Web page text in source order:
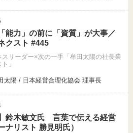
能力」の前に「資質」が大事／
クスト #445
スリーダー×次の一手「牟田太陽の社長業
」
太陽 / 日本経営合理化協会 理事長
】鈴木敏文氏 言葉で伝える経営
ナリスト 勝見明氏）